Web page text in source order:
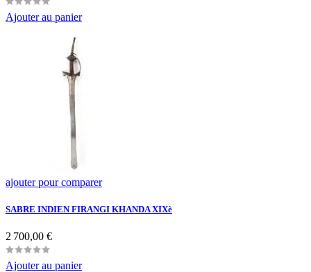
Ajouter au panier
ajouter pour comparer
SABRE INDIEN FIRANGI KHANDA XIXè
Prix
2 700,00 €
Ajouter au panier